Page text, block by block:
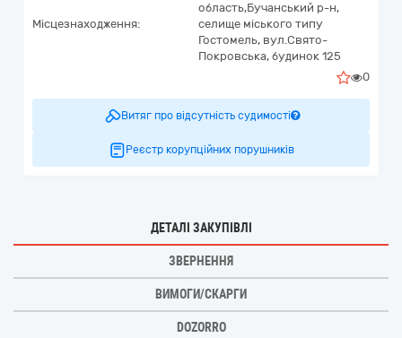
Місцезнаходження:
область,Бучанський р-н,
селище міського типу
Гостомель, вул.Свято-
Покровська, будинок 125
0
Витяг про відсутність судимості
Реєстр корупційних порушників
ДЕТАЛІ ЗАКУПІВЛІ
ЗВЕРНЕННЯ
ВИМОГИ/СКАРГИ
DOZORRO